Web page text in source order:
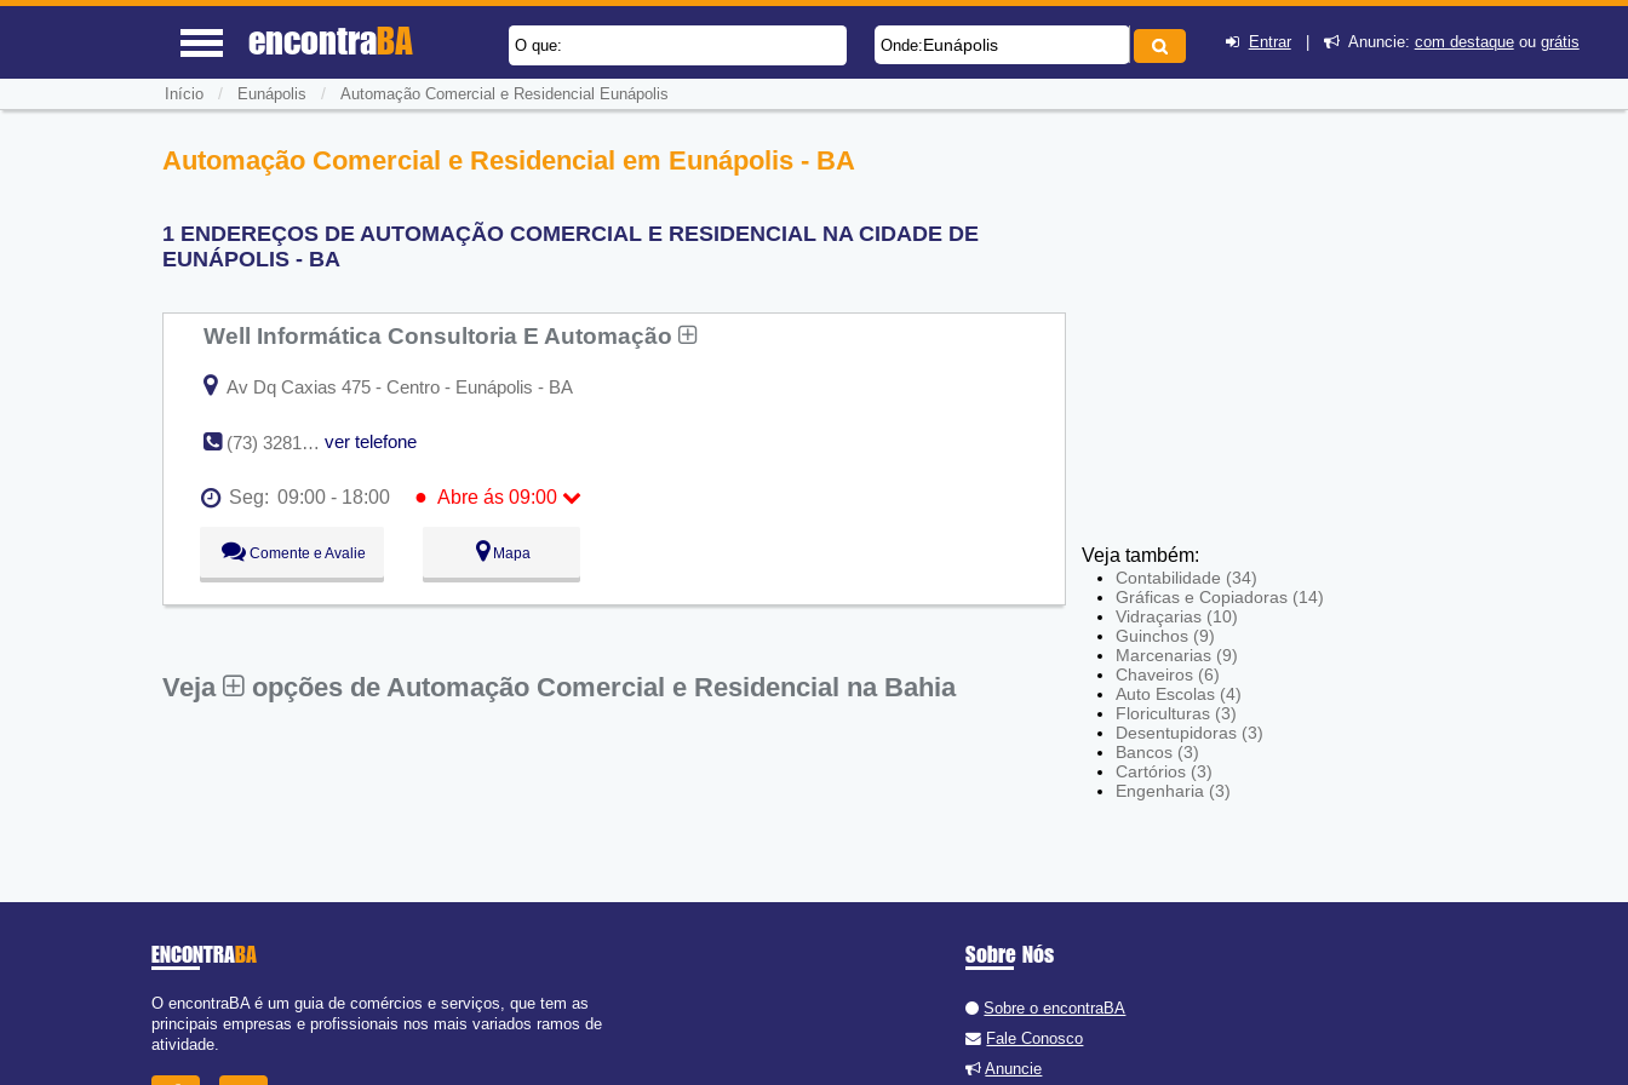
encontraBA O que: Onde:Eunápolis Entrar| Anuncie: com destaqueou grátis
Início / Eunápolis / Automação Comercial e Residencial Eunápolis
Automação Comercial e Residencial em Eunápolis - BA
1 ENDEREÇOS DE AUTOMAÇÃO COMERCIAL E RESIDENCIAL NA CIDADE DE
EUNÁPOLIS - BA
Well Informática Consultoria E Automação
Av Dq Caxias 475 - Centro - Eunápolis - BA
(73) 3281-5323 ver telefone
Seg: 09:00 - 18:00 ● Abre ás 09:00
Seg:
Abre ás 09:00
Ter:
09:00 - 18:00
Qua:
09:00 - 18:00
Qui:
09:00 - 18:00
Comente e Avalie Mapa
Veja opções de Automação Comercial e Residencial na Bahia
Veja também:
Contabilidade (34)
Gráficas e Copiadoras (14)
Vidraçarias (10)
Guinchos (9)
Marcenarias (9)
Chaveiros (6)
Auto Escolas (4)
Floriculturas (3)
Desentupidoras (3)
Bancos (3)
Cartórios (3)
Engenharia (3)
ENCONTRABA
O encontraBA é um guia de comércios e serviços, que tem as
principais empresas e profissionais nos mais variados ramos de
atividade.
Sobre Nós
Sobre o encontraBA
Fale Conosco
Anuncie